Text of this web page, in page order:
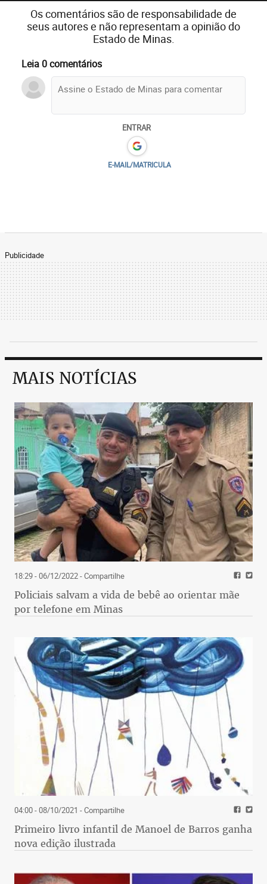
Os comentários são de responsabilidade de
seus autores e não representam a opinião do
Estado de Minas.
Leia 0 comentários
ENTRAR
E-MAIL/MATRICULA
Publicidade
MAIS NOTÍCIAS
18:29 - 06/12/2022- Compartilhe
Policiais salvam a vida de bebê ao orientar mãe
por telefone em Minas
04:00 - 08/10/2021 - Compartilhe
Primeiro livro infantil de Manoel de Barros ganha
nova edição ilustrada